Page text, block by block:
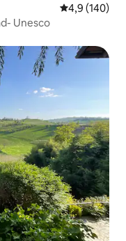
Gemiddelde
4,9 (140)
Unesco